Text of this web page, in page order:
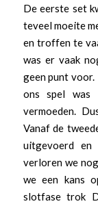
De eerste set
teveel moeite
en troffen te
was er vaak
geen punt
ons spel
vermoeden.
Vanaf de
uitgevoerd
verloren we
we een kans
slotfase trok